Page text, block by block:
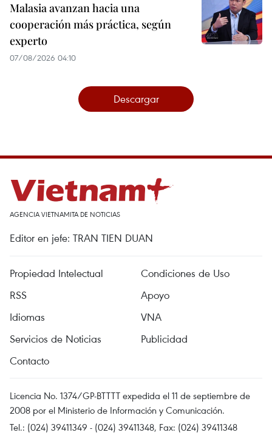
Malasia avanzan hacia una
cooperación más práctica, según
experto
07/08/2026 04:10
Descargar
AGENCIA VIETNAMITA DE NOTICIAS
Editor en jefe: TRAN TIEN DUAN
Propiedad Intelectual
Condiciones de Uso
RSS
Apoyo
Idiomas
VNA
Servicios de Noticias
Publicidad
Contacto
Licencia No. 1374/GP-BTTTT expedida el 11 de septiembre de
2008 por el Ministerio de Información y Comunicación.
Tel.: (024) 39411349 - (024) 39411348, Fax: (024) 39411348